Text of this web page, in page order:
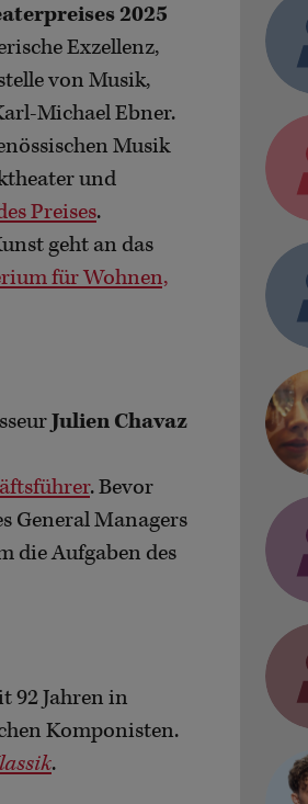
2025
Exzellenz,
von Musik,
Michael Ebner.
Musik
und
Preises.
geht an das
für Wohnen,
Julien Chavaz
. Bevor
General Managers
die Aufgaben des
92 Jahren in
Komponisten.
.